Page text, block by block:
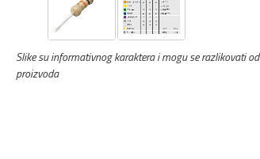
Slike su informativnog karaktera i mogu se razlikovati od
proizvoda